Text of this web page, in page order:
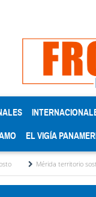
EL VIGÍA
territorio sostenible: Una